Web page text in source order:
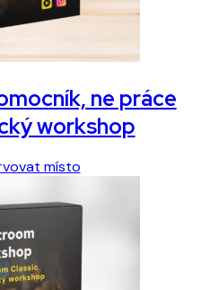
ne práce
workshop
místoTento
má
variant.
lze